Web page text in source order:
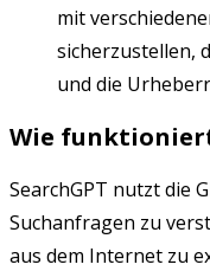
mit
sicherzustellen,
und die
Wie funktioniert
SearchGPT nutzt die
Suchanfragen zu
aus dem Internet zu